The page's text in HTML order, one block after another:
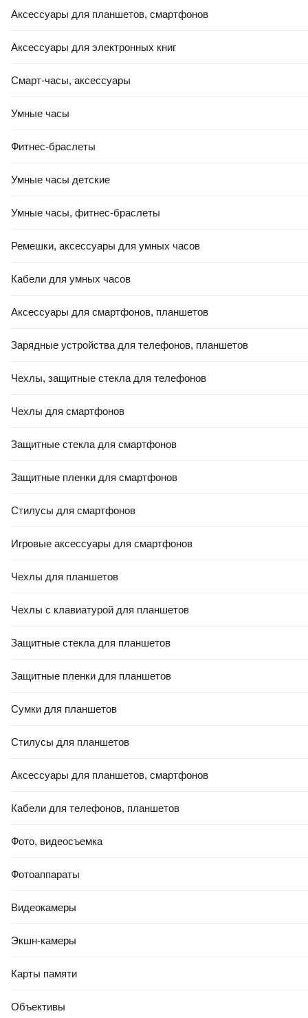
Аксессуары для планшетов, смартфонов
Аксессуары для электронных книг
Смарт-часы, аксессуары
Умные часы
Фитнес-браслеты
Умные часы детские
Умные часы, фитнес-браслеты
Ремешки, аксессуары для умных часов
Кабели для умных часов
Аксессуары для смартфонов, планшетов
Зарядные устройства для телефонов, планшетов
Чехлы, защитные стекла для телефонов
Чехлы для смартфонов
Защитные стекла для смартфонов
Защитные пленки для смартфонов
Стилусы для смартфонов
Игровые аксессуары для смартфонов
Чехлы для планшетов
Чехлы с клавиатурой для планшетов
Защитные стекла для планшетов
Защитные пленки для планшетов
Сумки для планшетов
Стилусы для планшетов
Аксессуары для планшетов, смартфонов
Кабели для телефонов, планшетов
Фото, видеосъемка
Фотоаппараты
Видеокамеры
Экшн-камеры
Карты памяти
Объективы